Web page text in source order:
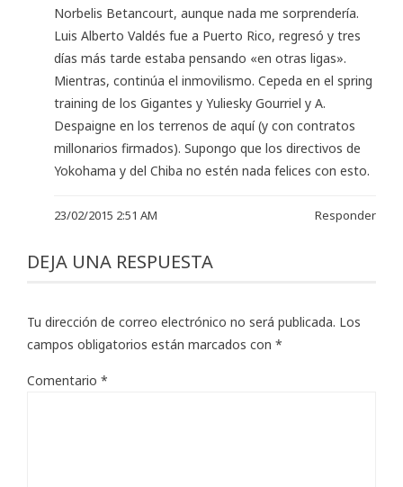
Norbelis Betancourt, aunque nada me sorprendería.
Luis Alberto Valdés fue a Puerto Rico, regresó y tres
días más tarde estaba pensando «en otras ligas».
Mientras, continúa el inmovilismo. Cepeda en el spring
training de los Gigantes y Yuliesky Gourriel y A.
Despaigne en los terrenos de aquí (y con contratos
millonarios firmados). Supongo que los directivos de
Yokohama y del Chiba no estén nada felices con esto.
23/02/2015 2:51 AM Responder
DEJA UNA RESPUESTA
Tu dirección de correo electrónico no será publicada. Los
campos obligatorios están marcados con *
Comentario *